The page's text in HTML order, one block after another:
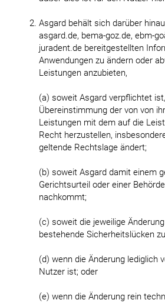
Asgard behält sich darüber
asgard.de, bema-goz.de, ebm-
juradent.de bereitgestellten
Anwendungen zu ändern oder
Leistungen anzubieten,
(a) soweit Asgard verpflichtet
Übereinstimmung der von von
Leistungen mit dem auf die
Recht herzustellen,
geltende Rechtslage ändert;
(b) soweit Asgard damit einem
Gerichtsurteil oder einer
nachkommt;
(c) soweit die jeweilige
bestehende Sicherheitslücken
(d) wenn die Änderung lediglich
Nutzer ist; oder
(e) wenn die Änderung rein